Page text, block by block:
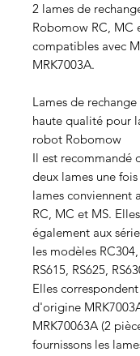
2 lames de
Robomow RC, MC
compatibles avec
MRK7003A.
Lames de
haute qualité pour
robot Robomow
Il est recommandé
deux lames une
lames conviennent
RC, MC et MS.
également aux
les modèles
RS615, RS625,
Elles
d'origine
MRK70063A (2
fournissons les